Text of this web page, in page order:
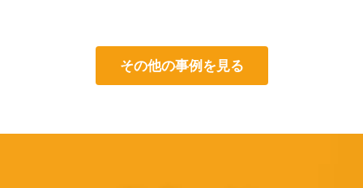
その他の事例を見る